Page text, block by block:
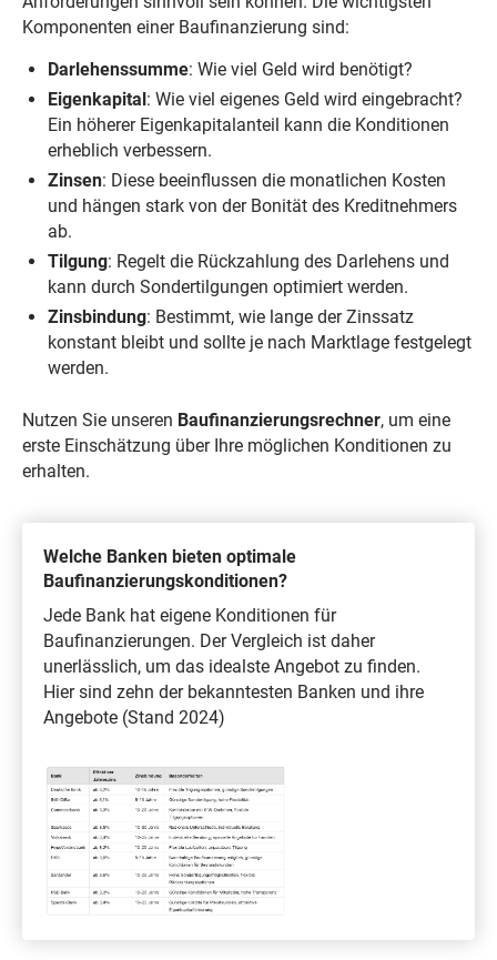
Komponenten einer Baufinanzierung sind:
Darlehenssumme: Wie viel Geld wird benötigt?
Eigenkapital : Wie viel eigenes Geld wird eingebracht?
Ein höherer Eigenkapitalanteil kann die Konditionen
erheblich verbessern.
Zinsen: Diese beeinflussen die monatlichen Kosten
und hängen stark von der Bonität des Kreditnehmers
ab.
Tilgung: Regelt die Rückzahlung des Darlehens und
kann durch Sondertilgungen optimiert werden.
Zinsbindung: Bestimmt, wie lange der Zinssatz
konstant bleibt und sollte je nach Marktlage festgelegt
werden.
Nutzen Sie unseren Baufinanzierungsrechner, um eine
erste Einschätzung über Ihre möglichen Konditionen zu
erhalten.
Welche Banken bieten optimale
Baufinanzierungskonditionen?
Jede Bank hat eigene Konditionen für
Baufinanzierungen. Der Vergleich ist daher
unerlässlich, um das idealste Angebot zu finden.
Hier sind zehn der bekanntesten Banken und ihre
Angebote (Stand 2024)